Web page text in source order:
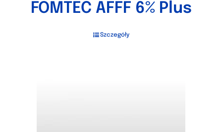
FOMTEC AFFF 6% Plus
Szczegóły